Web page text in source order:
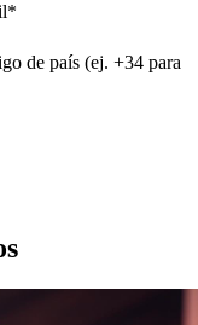
*
de país (ej. +34 para